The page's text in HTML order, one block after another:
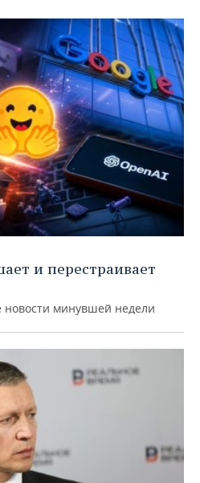
и перестраивает
новости минувшей недели